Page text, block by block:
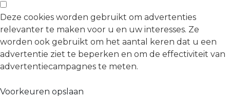
Deze cookies worden gebruikt om advertenties
relevanter te maken voor u en uw interesses. Ze
worden ook gebruikt om het aantal keren dat u een
advertentie ziet te beperken en om de effectiviteit van
advertentiecampagnes te meten.
Voorkeuren opslaan